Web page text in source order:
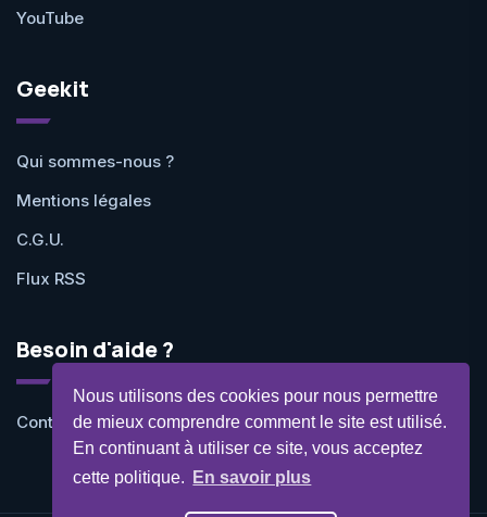
Nous utilisons des cookies pour nous permettre
de mieux comprendre comment le site est utilisé.
En continuant à utiliser ce site, vous acceptez
cette politique.
En savoir plus
YouTube
Geekit
Qui sommes-nous ?
Mentions légales
C.G.U.
Flux RSS
Besoin d'aide ?
Contactez-nous